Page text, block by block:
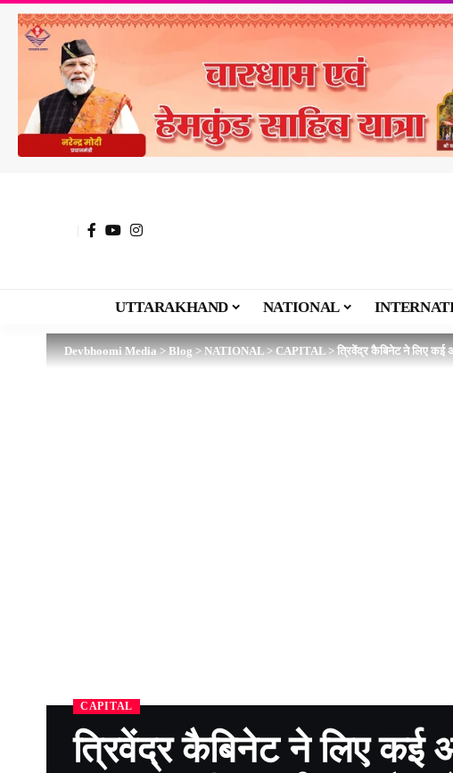
UTTARAKHAND NATIONAL
Devbhoomi Media>Blog>NATIONAL>CAPITAL>त्रिवेंद्र कैबिनेट ने लिए
CAPITAL
त्रिवेंद्र कैबिनेट ने लिए कई